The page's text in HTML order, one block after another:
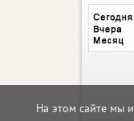
На этом сайте мы